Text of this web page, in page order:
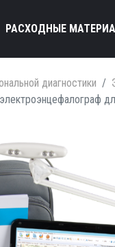
РАСХОДНЫЕ
диагностики